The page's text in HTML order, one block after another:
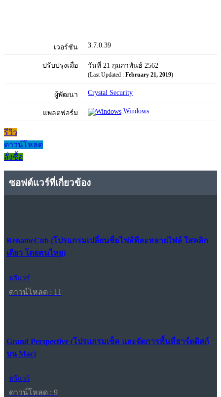
เวอร์ชัน 3.7.0.39
ปรับปรุงเมื่อ วันที่ 21 กุมภาพันธ์ 2562
(Last Updated : February 21, 2019)
ผู้พัฒนา Crystal Security
แพลตฟอร์ม Windows
รีวิว
ดาวน์โหลด
สั่งซื้อ
ซอฟต์แวร์ที่เกี่ยวข้อง
RenameCub (โปรแกรมเปลี่ยนชื่อไฟล์ทีละหลายไฟล์ ใสคลิก
เดียว โดยคนไทย)
ฟรีแวร์
ดาวน์โหลด : 11
Grand Perspective (โปรแกรมเช็ค และจัดการพื้นที่ฮาร์ดดิสก์
บน Mac)
ฟรีแวร์
ดาวน์โหลด : 9